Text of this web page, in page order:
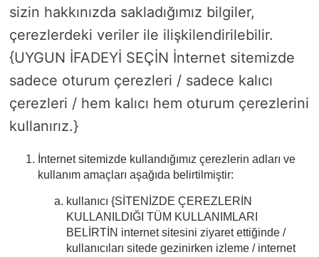
sizin hakkınızda sakladığımız bilgiler,
çerezlerdeki veriler ile ilişkilendirilebilir.
{UYGUN İFADEYİ SEÇİN İnternet sitemizde
sadece oturum çerezleri / sadece kalıcı
çerezleri / hem kalıcı hem oturum çerezlerini
kullanırız.}
İnternet sitemizde kullandığımız çerezlerin adları ve
kullanım amaçları aşağıda belirtilmiştir:
kullanıcı {SİTENİZDE ÇEREZLERİN
KULLANILDIĞI TÜM KULLANIMLARI
BELİRTİN internet sitesini ziyaret ettiğinde /
kullanıcıları sitede gezinirken izleme / internet